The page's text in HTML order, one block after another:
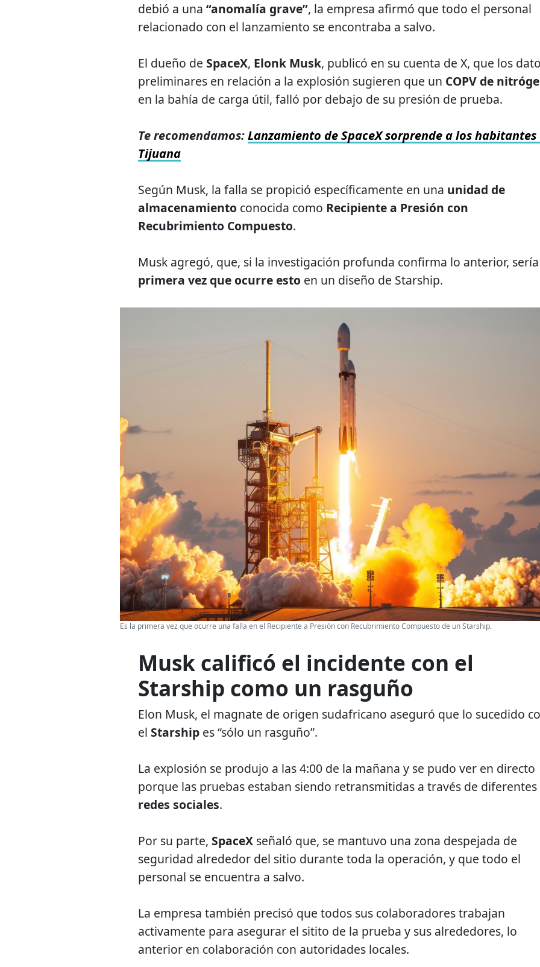
debió a una “anomalía grave”, la empresa afirmó que todo el personal
relacionado con el lanzamiento se encontraba a salvo.
El dueño de SpaceX, Elonk Musk, publicó en su cuenta de X, que los
preliminares en relación a la explosión sugieren que un COPVde
en la bahía de carga útil, falló por debajo de su presión de prueba.
Te recomendamos:Lanzamiento de SpaceX sorprende a los habitantes
Tijuana
Según Musk, la falla se propició específicamente en una unidad de
almacenamiento conocida como Recipiente a Presión con
Recubrimiento Compuesto.
Musk agregó, que, si la investigación profunda confirma lo anterior,
primera vez que ocurre esto en un diseño de Starship.
Es la primera vez que ocurre una falla en el Recipiente a Presión con Recubrimiento Compuesto de un Starship.
Musk calificó el incidente con el
Starship como un rasguño
Elon Musk, el magnate de origen sudafricano aseguró que lo sucedido
el Starship es “sólo un rasguño”.
La explosión se produjo a las 4:00 de la mañana y se pudo ver en directo
porque las pruebas estaban siendo retransmitidas a través de diferentes
redes sociales.
Por su parte, SpaceX señaló que, se mantuvo una zona despejada de
seguridad alrededor del sitio durante toda la operación, y que todo el
personal se encuentra a salvo.
La empresa también precisó que todos sus colaboradores trabajan
activamente para asegurar el sitito de la prueba y sus alrededores, lo
anterior en colaboración con autoridades locales.